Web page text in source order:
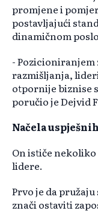
promjene i
postavljajući
dinamičnom
-
razmišljanja,
otpornije biznise
poručio je Dejvid
Načela
On ističe nekoliko
lidere.
Prvo je da
znači ostaviti